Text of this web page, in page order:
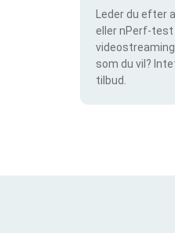
Leder du
eller nPerf-test
som du vil?
tilbud.